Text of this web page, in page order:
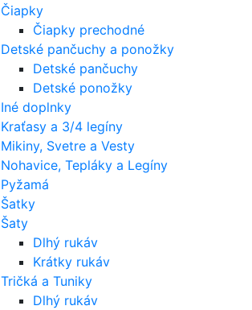
Čiapky
Čiapky prechodné
Detské pančuchy a ponožky
Detské pančuchy
Detské ponožky
Iné doplnky
Kraťasy a 3/4 legíny
Mikiny, Svetre a Vesty
Nohavice, Tepláky a Legíny
Pyžamá
Šatky
Šaty
Dlhý rukáv
Krátky rukáv
Tričká a Tuniky
Dlhý rukáv